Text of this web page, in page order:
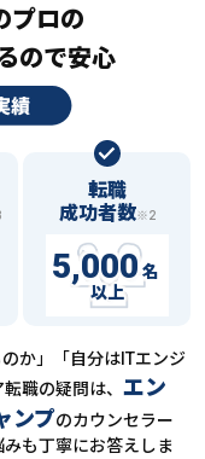
プロの
ので安心
転職
成功者数※2
5,000 名
以上
か」「自分はITエンジ
職の疑問は、 エン
ンプのカウンセラー
も丁寧にお答えしま